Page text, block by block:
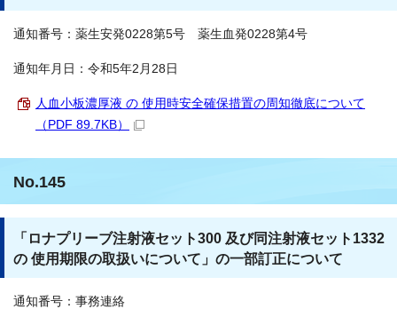
通知番号：薬生安発0228第5号 薬生血発0228第4号
通知年月日：令和5年2月28日
人血小板濃厚液 の 使用時安全確保措置の周知徹底について
（PDF 89.7KB）
No.145
「ロナプリーブ注射液セット300 及び同注射液セット1332
の 使用期限の取扱いについて」の一部訂正について
通知番号：事務連絡